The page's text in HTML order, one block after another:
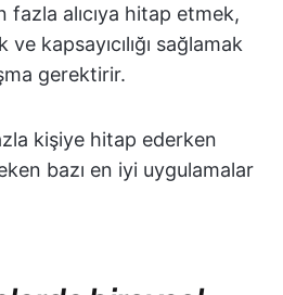
alıcıya hitap etmek,
kapsayıcılığı sağlamak
gerektirir.
kişiye hitap ederken
bazı en iyi uygulamalar